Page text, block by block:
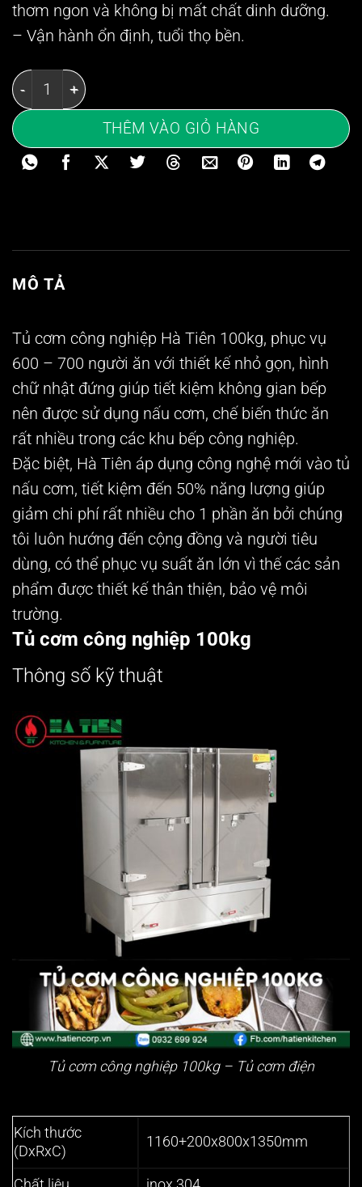
thơm ngon và không bị mất chất dinh dưỡng.
– Vận hành ổn định, tuổi thọ bền.
Tủ cơm công nghiệp 100kg - Tủ cơm điện số lượng
THÊM VÀO GIỎ HÀNG
MÔ TẢ
Tủ cơm công nghiệp Hà Tiên 100kg, phục vụ
600 – 700 người ăn với thiết kế nhỏ gọn, hình
chữ nhật đứng giúp tiết kiệm không gian bếp
nên được sử dụng nấu cơm, chế biến thức ăn
rất nhiều trong các khu bếp công nghiệp.
Đặc biệt, Hà Tiên áp dụng công nghệ mới vào tủ
nấu cơm, tiết kiệm đến 50% năng lượng giúp
giảm chi phí rất nhiều cho 1 phần ăn bởi chúng
tôi luôn hướng đến cộng đồng và người tiêu
dùng, có thể phục vụ suất ăn lớn vì thế các sản
phẩm được thiết kế thân thiện, bảo vệ môi
trường.
Tủ cơm công nghiệp 100kg
Thông số kỹ thuật
Tủ cơm công nghiệp 100kg – Tủ cơm điện
Kích thước
(DxRxC)
1160+200x800x1350mm